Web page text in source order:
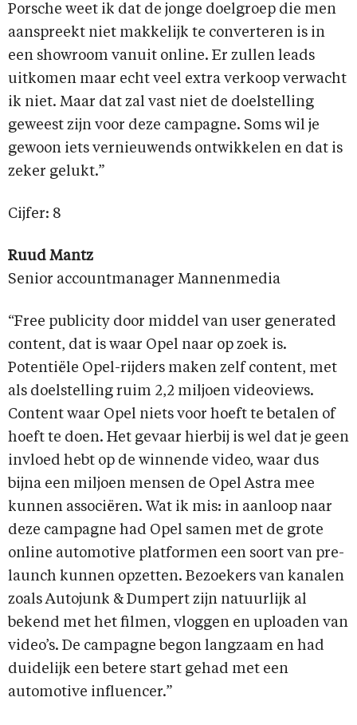
Porsche weet ik dat de jonge doelgroep die men
aanspreekt niet makkelijk te converteren is in
een showroom vanuit online. Er zullen leads
uitkomen maar echt veel extra verkoop verwacht
ik niet. Maar dat zal vast niet de doelstelling
geweest zijn voor deze campagne. Soms wil je
gewoon iets vernieuwends ontwikkelen en dat is
zeker gelukt.”
Cijfer: 8
Ruud Mantz
Senior accountmanager Mannenmedia
“Free publicity door middel van user generated
content, dat is waar Opel naar op zoek is.
Potentiële Opel-rijders maken zelf content, met
als doelstelling ruim 2,2 miljoen videoviews.
Content waar Opel niets voor hoeft te betalen of
hoeft te doen. Het gevaar hierbij is wel dat je geen
invloed hebt op de winnende video, waar dus
bijna een miljoen mensen de Opel Astra mee
kunnen associëren. Wat ik mis: in aanloop naar
deze campagne had Opel samen met de grote
online automotive platformen een soort van pre-
launch kunnen opzetten. Bezoekers van kanalen
zoals Autojunk & Dumpert zijn natuurlijk al
bekend met het filmen, vloggen en uploaden van
video’s. De campagne begon langzaam en had
duidelijk een betere start gehad met een
automotive influencer.”